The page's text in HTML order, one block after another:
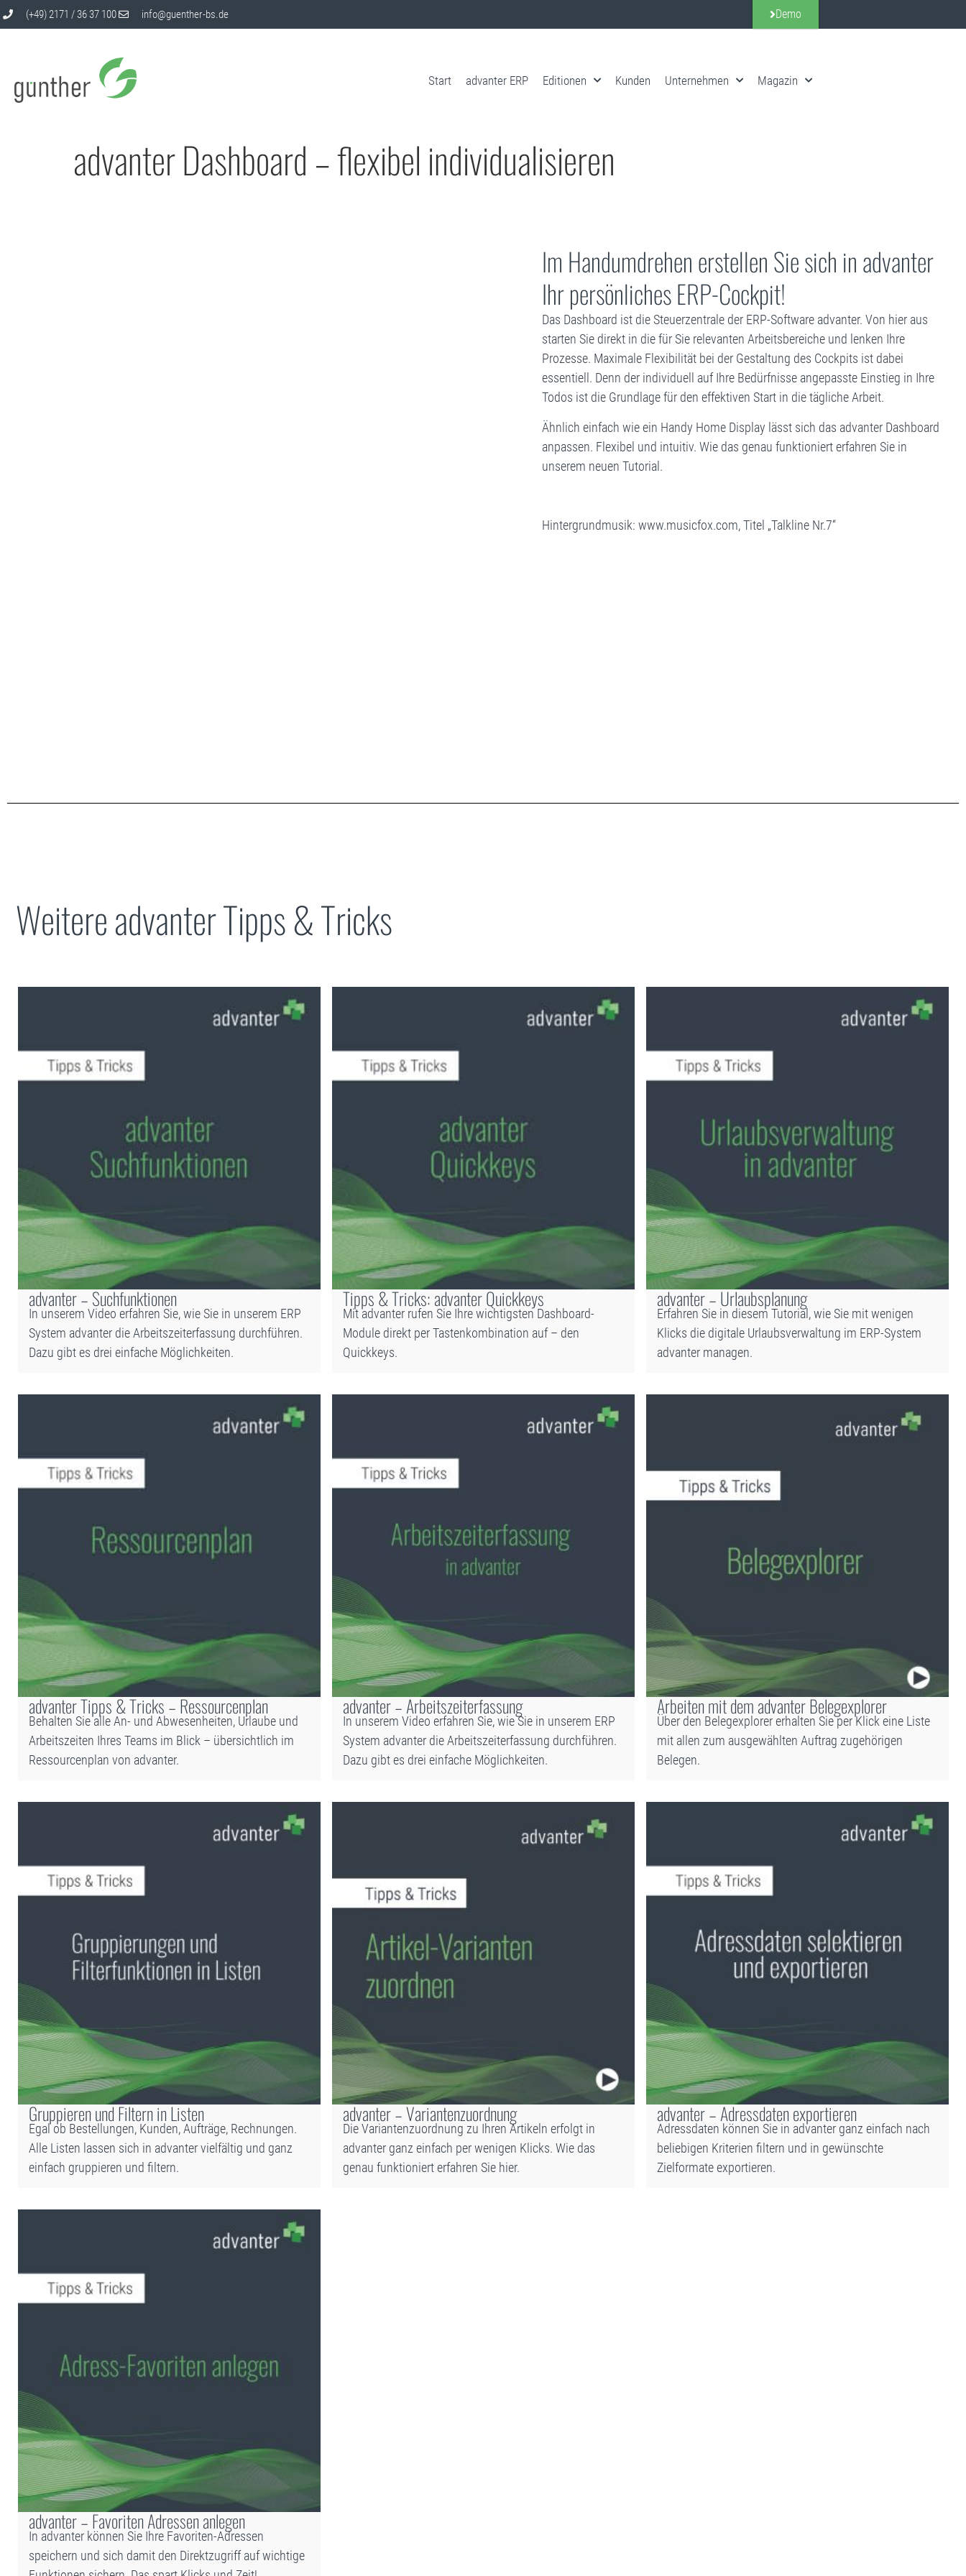
(+49) 2171 / 36 37 100 info@guenther-bs.de Demo
Start advanter ERP Editionen Kunden Unternehmen Magazin
advanter Dashboard – flexibel individualisieren
Im Handumdrehen erstellen Sie sich in advanter
Ihr persönliches ERP-Cockpit!
Das Dashboard ist die Steuerzentrale der ERP-Software advanter. Von hier aus
starten Sie direkt in die für Sie relevanten Arbeitsbereiche und lenken Ihre
Prozesse. Maximale Flexibilität bei der Gestaltung des Cockpits ist dabei
essentiell. Denn der individuell auf Ihre Bedürfnisse angepasste Einstieg in Ihre
Todos ist die Grundlage für den effektiven Start in die tägliche Arbeit.
Ähnlich einfach wie ein Handy Home Display lässt sich das advanter Dashboard
anpassen. Flexibel und intuitiv. Wie das genau funktioniert erfahren Sie in
unserem neuen Tutorial.
Hintergrundmusik: www.musicfox.com, Titel „Talkline Nr.7“
Weitere advanter Tipps & Tricks
advanter – Suchfunktionen
In unserem Video erfahren Sie, wie Sie in unserem ERP
System advanter die Arbeitszeiterfassung durchführen.
Dazu gibt es drei einfache Möglichkeiten.
Tipps & Tricks: advanter Quickkeys
Mit advanter rufen Sie Ihre wichtigsten Dashboard-
Module direkt per Tastenkombination auf – den
Quickkeys.
advanter – Urlaubsplanung
Erfahren Sie in diesem Tutorial, wie Sie mit wenigen
Klicks die digitale Urlaubsverwaltung im ERP-System
advanter managen.
advanter Tipps & Tricks – Ressourcenplan
Behalten Sie alle An- und Abwesenheiten, Urlaube und
Arbeitszeiten Ihres Teams im Blick – übersichtlich im
Ressourcenplan von advanter.
advanter – Arbeitszeiterfassung
In unserem Video erfahren Sie, wie Sie in unserem ERP
System advanter die Arbeitszeiterfassung durchführen.
Dazu gibt es drei einfache Möglichkeiten.
Arbeiten mit dem advanter Belegexplorer
Über den Belegexplorer erhalten Sie per Klick eine Liste
mit allen zum ausgewählten Auftrag zugehörigen
Belegen.
Gruppieren und Filtern in Listen
Egal ob Bestellungen, Kunden, Aufträge, Rechnungen.
Alle Listen lassen sich in advanter vielfältig und ganz
einfach gruppieren und filtern.
advanter – Variantenzuordnung
Die Variantenzuordnung zu Ihren Artikeln erfolgt in
advanter ganz einfach per wenigen Klicks. Wie das
genau funktioniert erfahren Sie hier.
advanter – Adressdaten exportieren
Adressdaten können Sie in advanter ganz einfach nach
beliebigen Kriterien filtern und in gewünschte
Zielformate exportieren.
advanter – Favoriten Adressen anlegen
In advanter können Sie Ihre Favoriten-Adressen
speichern und sich damit den Direktzugriff auf wichtige